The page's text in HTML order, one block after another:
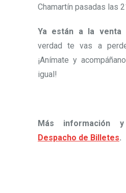
Chamartín pasadas las
Ya están a la venta
verdad te vas a
¡Anímate y
igual!
Más información
Despacho de Billetes.